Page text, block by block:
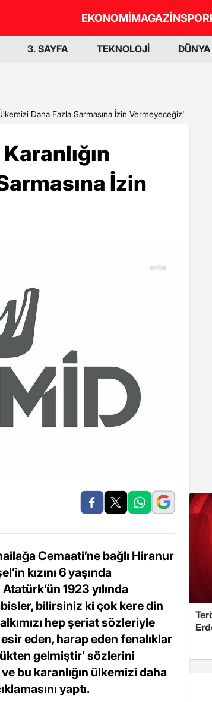
EKONOMİMAGAZİNSPOR
3. SAYFA TEKNOLOJİ DÜNYA
Daha Fazla Sarmasına İzin Vermeyeceğiz'
İzin
Cemaati’ne bağlı Hiranur
kızını 6 yaşında
1923 yılında
bilirsiniz ki çok kere din
hep şeriat sözleriyle
eden, harap eden fenalıklar
gelmiştir’ sözlerini
bu karanlığın ülkemizi daha
yaptı.